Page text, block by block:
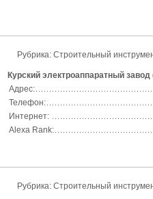
Рубрика: Строительный
Курский электроаппаратный
Адрес:
Телефон:
Интернет:
Alexa Rank:
Рубрика: Строительный